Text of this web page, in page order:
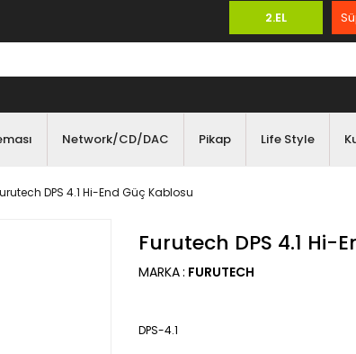
2.EL
Network/CD/DAC Pikap Life Style
DPS 4.1 Hi-End Güç Kablosu
Furutech DPS 4.1 Hi-
MARKA: FURUTECH
DPS-4.1